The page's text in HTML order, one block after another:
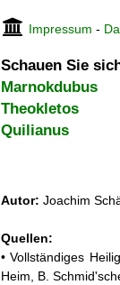
Impressum -
Schauen Sie
Marnokdubus
Theokletos
Quilianus
Autor: Joachim
Quellen:
• Vollständiges
Heim, B.